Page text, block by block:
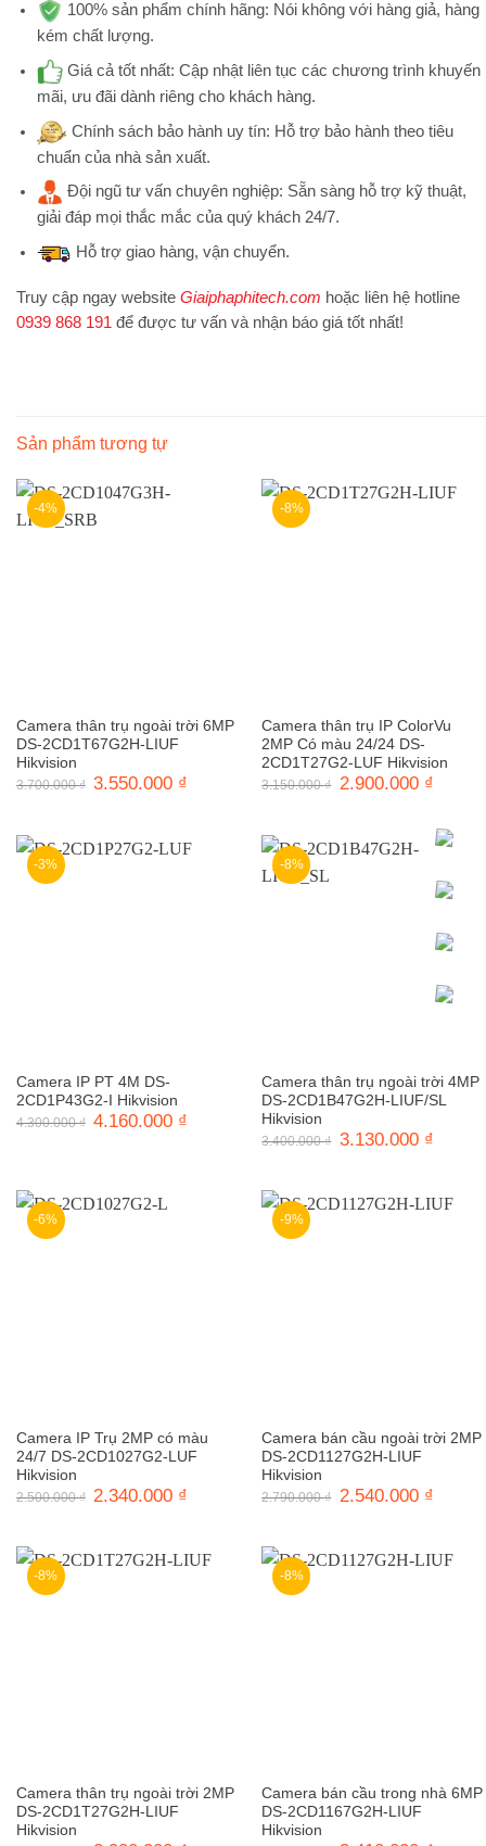
100% sản phẩm chính hãng: Nói không với hàng giả, hàng
kém chất lượng.
Giá cả tốt nhất: Cập nhật liên tục các chương trình khuyến
mãi, ưu đãi dành riêng cho khách hàng.
Chính sách bảo hành uy tín: Hỗ trợ bảo hành theo tiêu
chuẩn của nhà sản xuất.
Đội ngũ tư vấn chuyên nghiệp: Sẵn sàng hỗ trợ kỹ thuật,
giải đáp mọi thắc mắc của quý khách 24/7.
Hỗ trợgiao hàng, vận chuyển.
Truy cập ngay website Giaiphaphitech.com hoặc liên hệ hotline
0939 868 191 để được tư vấn và nhận báo giá tốt nhất!
Sản phẩm tương tự
-4%
Camera thân trụ ngoài trời 6MP
DS-2CD1T67G2H-LIUF
Hikvision
3.700.000₫ Giá
3.550.000 ₫
3.550.000 ₫.
-8%
Camera thân trụ IP ColorVu
2MP Có màu 24/24 DS-
2CD1T27G2-LUF Hikvision
3.150.000₫
Giá
2.900.000 ₫
-3%
Camera IP PT 4M DS-
2CD1P43G2-I Hikvision
4.300.000₫ Giá
4.160.000 ₫
-8%
Camera thân trụ ngoài trời 4MP
DS-2CD1B47G2H-LIUF/SL
Hikvision
3.400.000₫
Giá
3.130.000 ₫
-6%
Camera IP Trụ 2MP có màu
24/7 DS-2CD1027G2-LUF
Hikvision
2.500.000₫ Giá
gốc
2.340.000 ₫
2.340.000 ₫.
-9%
Camera bán cầu ngoài trời 2MP
DS-2CD1127G2H-LIUF
Hikvision
2.790.000₫
Giá
gốc
2.540.000 ₫
-8%
Camera thân trụ ngoài trời 2MP
DS-2CD1T27G2H-LIUF
Hikvision
-8%
Camera bán cầu trong nhà 6MP
DS-2CD1167G2H-LIUF
Hikvision